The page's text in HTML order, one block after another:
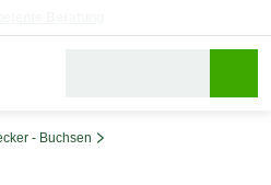
- Buchsen